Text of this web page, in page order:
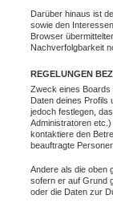
Darüber hinaus ist
sowie den
Browser
Nachverfolgbarkeit
REGELUNGEN
Zweck eines Boards
Daten deines Profils
jedoch festlegen,
Administratoren
kontaktiere den
beauftragte
Andere als die oben
sofern er auf Grund
oder die Daten zur